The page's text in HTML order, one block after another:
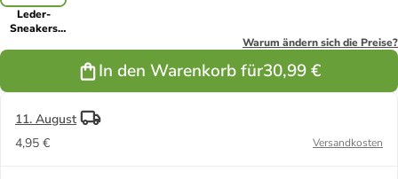
Leder-
Sneakers
Warum ändern sich die Preise?
In den Warenkorb für30,99 €
11. August
4,95 €
Versandkosten